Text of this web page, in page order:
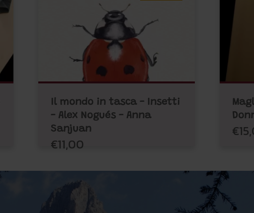
Il mondo in tasca - Insetti
- Alex Nogués - Anna
Sanjuan
€11,00